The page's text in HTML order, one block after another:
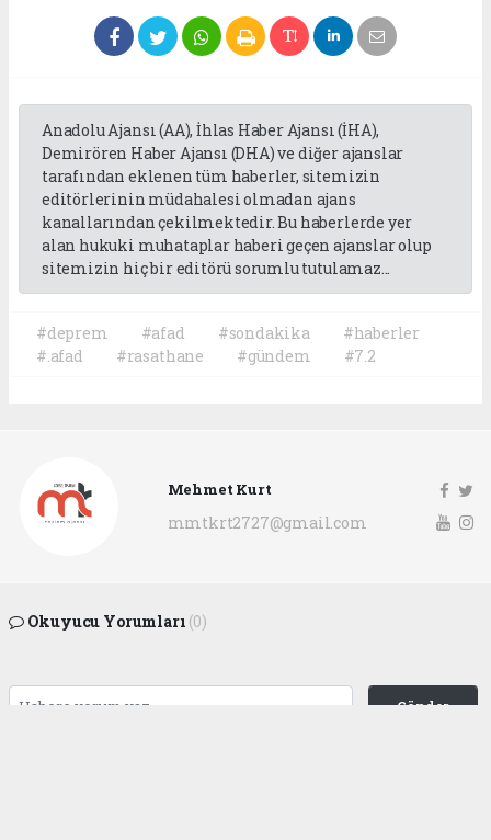
Anadolu Ajansı (AA), İhlas Haber Ajansı (İHA),
Demirören Haber Ajansı (DHA) ve diğer ajanslar
tarafından eklenen tüm haberler, sitemizin
editörlerinin müdahalesi olmadan ajans
kanallarından çekilmektedir. Bu haberlerde yer
alan hukuki muhataplar haberi geçen ajanslar olup
sitemizin hiç bir editörü sorumlu tutulamaz...
#deprem #afad #sondakika
#haberler
#.afad
#rasathane #gündem #7.2
Mehmet Kurt
mmtkrt2727@gmail.com
Okuyucu Yorumları (0)
Gönder